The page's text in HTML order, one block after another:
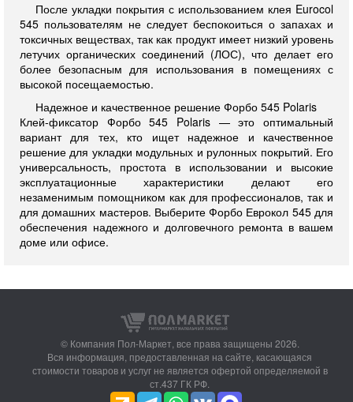
После укладки покрытия с использованием клея Eurocol
545 пользователям не следует беспокоиться о запахах и
токсичных веществах, так как продукт имеет низкий уровень
летучих органических соединений (ЛОС), что делает его
более безопасным для использования в помещениях с
высокой посещаемостью.
Надежное и качественное решение Форбо 545 Polaris
Клей-фиксатор Форбо 545 Polaris — это оптимальный
вариант для тех, кто ищет надежное и качественное
решение для укладки модульных и рулонных покрытий. Его
универсальность, простота в использовании и высокие
эксплуатационные характеристики делают его
незаменимым помощником как для профессионалов, так и
для домашних мастеров. Выберите Форбо Еврокол 545 для
обеспечения надежного и долговечного ремонта в вашем
доме или офисе.
© Компания Пол-Маркет, все права защищены 2026.
Вся информация, предоставленная на сайте, касающаяся
стоимости товаров и услуг не является офертой определяемой в
ст.437 ГК РФ.